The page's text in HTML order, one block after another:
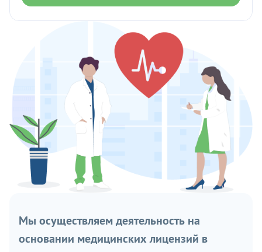
Мы осуществляем деятельность на
основании медицинских лицензий в